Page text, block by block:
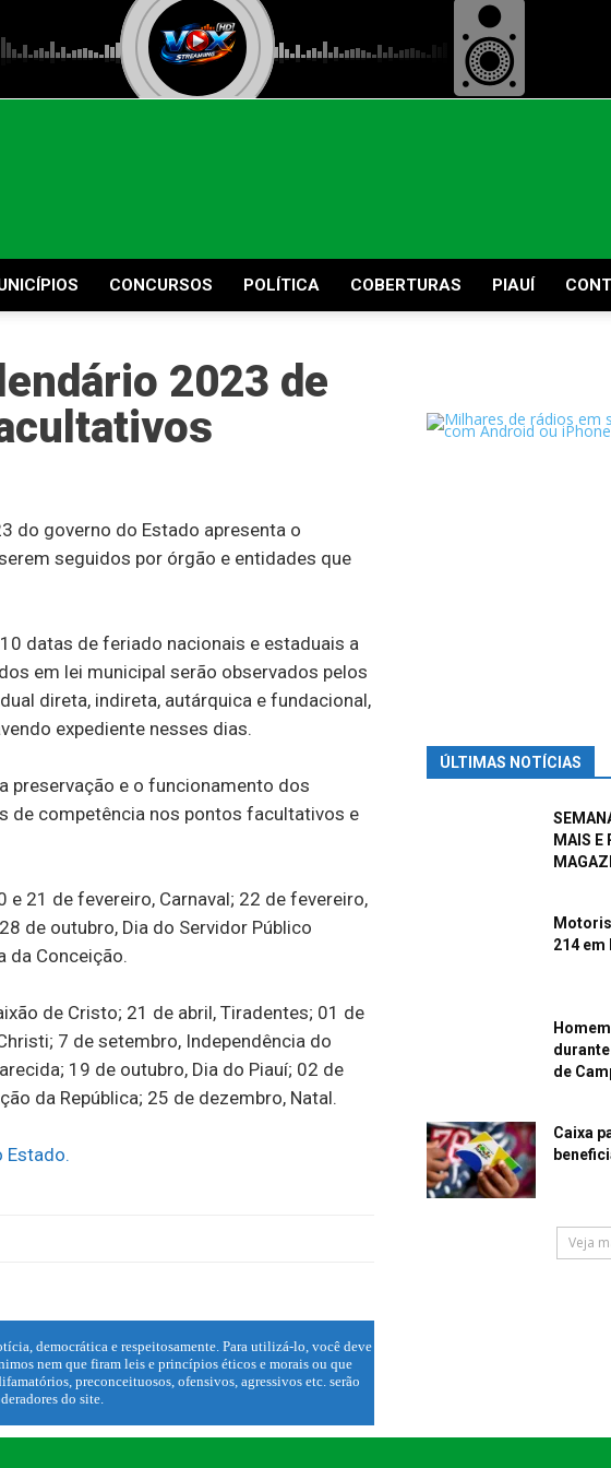
CONCURSOS POLÍTICA COBERTURAS PIAUÍ
2023 de
do governo do Estado apresenta o
seguidos por órgão e entidades que
datas de feriado nacionais e estaduais a
em lei municipal serão observados pelos
direta, indireta, autárquica e fundacional,
expediente nesses dias.
preservação e o funcionamento dos
de competência nos pontos facultativos e
21 de fevereiro, Carnaval; 22 de fevereiro,
de outubro, Dia do Servidor Público
da Conceição.
de Cristo; 21 de abril, Tiradentes; 01 de
7 de setembro, Independência do
19 de outubro, Dia do Piauí; 02 de
da República; 25 de dezembro, Natal.
Estado.
democrática e respeitosamente. Para utilizá-lo, você deve
nem que firam leis e princípios éticos e morais ou que
preconceituosos, ofensivos, agressivos etc. serão
do site.
ÚLTIMAS NOTÍCIAS
MAIS E
214
de
Caixa
Veja